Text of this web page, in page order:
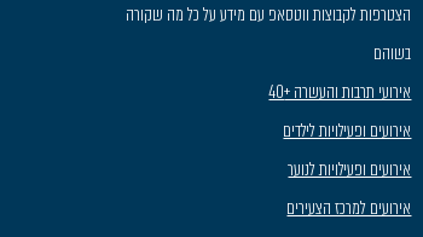
הצטרפות לקבוצות ווטסאפ עם מידע על כל מה שקורה
בשוהם
אירועי תרבות והעשרה +40
אירועים ופעילויות לילדים
אירועים ופעילויות לנוער
אירועים למרכז הצעירים